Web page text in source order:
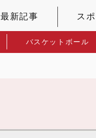
最新記事 ス
バスケットボール